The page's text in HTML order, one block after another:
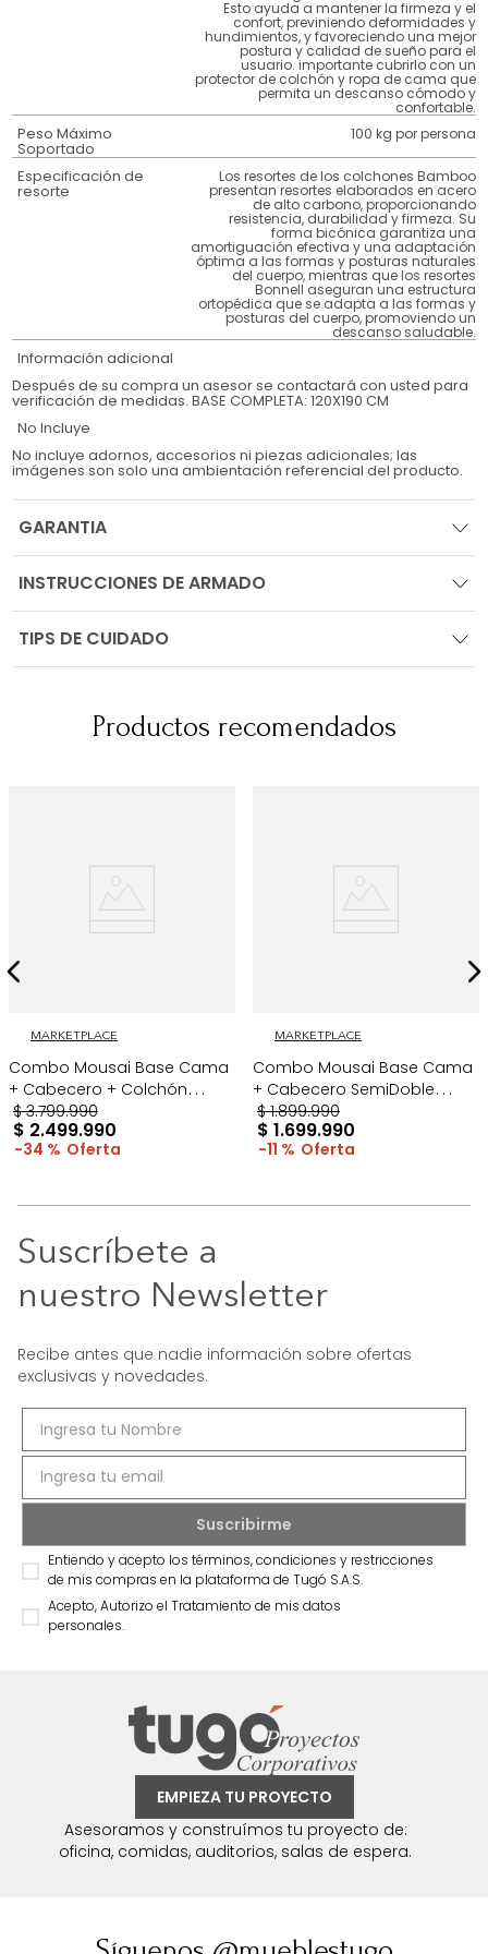
Esto ayuda a mantener la firmeza y el
confort, previniendo deformidades y
hundimientos, y favoreciendo una mejor
postura y calidad de sueño para el
usuario. importante cubrirlo con un
protector de colchón y ropa de cama que
permita un descanso cómodo y
confortable.
Peso Máximo
Soportado
100 kg por persona
Especificación de
resorte
Los resortes de los colchones Bamboo
presentan resortes elaborados en acero
de alto carbono, proporcionando
resistencia, durabilidad y firmeza. Su
forma bicónica garantiza una
amortiguación efectiva y una adaptación
óptima a las formas y posturas naturales
del cuerpo, mientras que los resortes
Bonnell aseguran una estructura
ortopédica que se adapta a las formas y
posturas del cuerpo, promoviendo un
descanso saludable.
Información adicional
Después de su compra un asesor se contactará con usted para
verificación de medidas. BASE COMPLETA: 120X190 CM
No Incluye
No incluye adornos, accesorios ni piezas adicionales; las
imágenes son solo una ambientación referencial del producto.
GARANTIA
INSTRUCCIONES DE ARMADO
TIPS DE CUIDADO
Productos recomendados
MARKETPLACE
Combo Mousai Base Cama
+ Cabecero + Colchón
SemiDoble Taupe/Madera
$ 3.799.990
$ 2.499.990
34 %
MARKETPLACE
Combo Mousai Base Cama
+ Cabecero SemiDoble
Taupe/Madera
$ 1.899.990
$ 1.699.990
11 %
Suscríbete a
nuestro Newsletter
Recibe antes que nadie información sobre ofertas
exclusivas y novedades.
Entiendo y acepto los términos, condiciones y restricciones
de mis compras en la plataforma de Tugó S.A.S.
Acepto, Autorizo el Tratamiento de mis datos
personales.
EMPIEZA TU PROYECTO
Asesoramos y construímos tu proyecto de:
oficina, comidas, auditorios, salas de espera.